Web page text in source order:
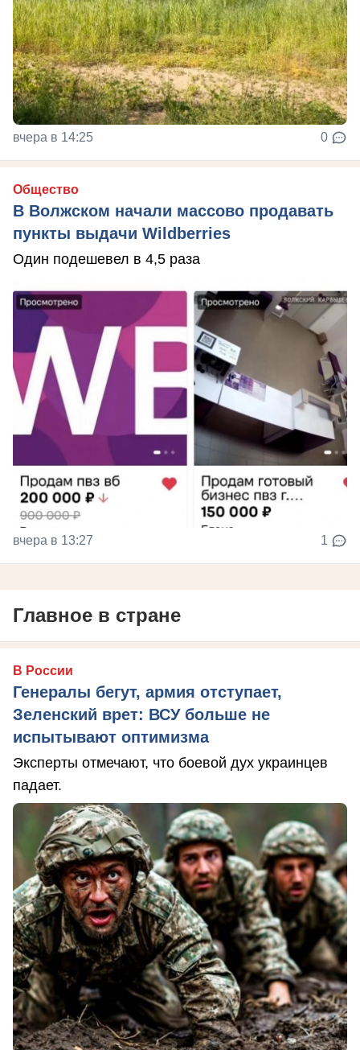
вчера в 14:25 0
Общество
В Волжском начали массово продавать
пункты выдачи Wildberries
Один подешевел в 4,5 раза
вчера в 13:27 1
Главное в стране
В России
Генералы бегут, армия отступает,
Зеленский врет: ВСУ больше не
испытывают оптимизма
Эксперты отмечают, что боевой дух украинцев
падает.